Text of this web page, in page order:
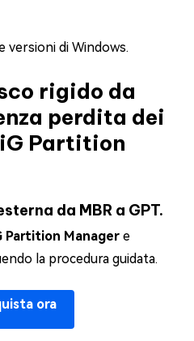
versioni di Windows.
rigido da
perdita dei
Partition
da MBR a GPT.
Partition Manager e
la procedura guidata.
ora